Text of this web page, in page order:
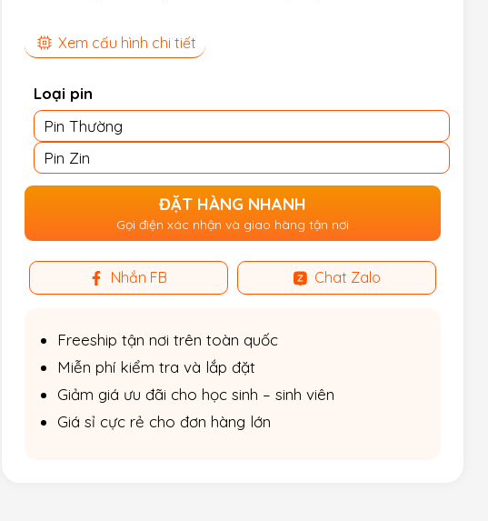
Xem cấu hình chi tiết
Loại pin
Pin Thường
Pin Zin
ĐẶT HÀNG NHANH
Gọi điện xác nhận và giao hàng tận nơi
Nhắn FB Chat Zalo
Freeship tận nơi trên toàn quốc
Miễn phí kiểm tra và lắp đặt
Giảm giá ưu đãi cho học sinh – sinh viên
Giá sỉ cực rẻ cho đơn hàng lớn